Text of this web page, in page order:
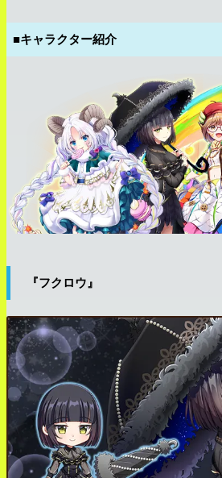
■キャラクター紹介
『フクロウ』